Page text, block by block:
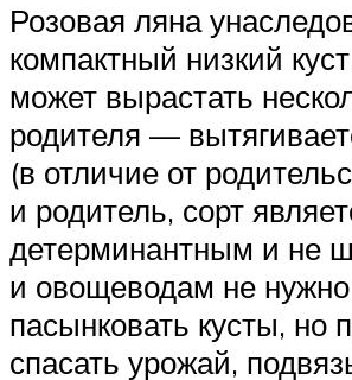
Розовая ляна
компактный низкий
может вырастать
родителя —
(в отличие от
и родитель, сорт
детерминантным и не
и овощеводам не нужно
пасынковать кусты, но
спасать урожай,